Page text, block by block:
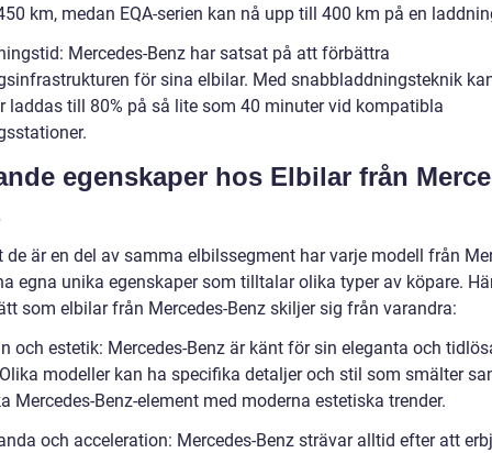
km, medan EQA-serien kan nå upp till 400 km på en
Mercedes-Benz har satsat på att förbättra
för sina elbilar. Med snabbladdningsteknik
laddas till 80% på så lite som 40 minuter vid kompatibla
egenskaper hos Elbilar från
de är en del av samma elbilssegment har varje modell från
egna unika egenskaper som tilltalar olika typer av köpare.
som elbilar från Mercedes-Benz skiljer sig från varandra:
och estetik: Mercedes-Benz är känt för sin eleganta och
modeller kan ha specifika detaljer och stil som smälter
Mercedes-Benz-element med moderna estetiska trender.
och acceleration: Mercedes-Benz strävar alltid efter att